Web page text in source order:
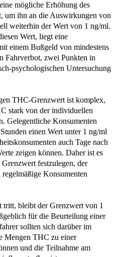
mögliche Erhöhung des
um ihn an die Auswirkungen von
weiterhin der Wert von 1 ng/ml.
Wert, liegt eine
einem Bußgeld von mindestens
Fahrverbot, zwei Punkten in
psychologischen Untersuchung
THC-Grenzwert ist komplex,
stark von der individuellen
Gelegentliche Konsumenten
einen Wert unter 1 ng/ml
auch Tage nach
zeigen können. Daher ist es
festzulegen, der
Konsumenten
bleibt der Grenzwert von 1
für die Beurteilung einer
sollten sich darüber im
Mengen THC zu einer
und die Teilnahme am